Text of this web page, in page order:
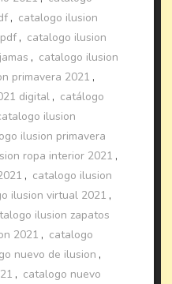
, catalogo ilusion
, catalogo ilusion
, catalogo ilusion
primavera 2021 ,
digital , catálogo
ilusion
ilusion primavera
ropa interior 2021 ,
, catalogo ilusion
ilusion virtual 2021 ,
ilusion zapatos
2021 , catalogo
nuevo de ilusion ,
, catalogo nuevo